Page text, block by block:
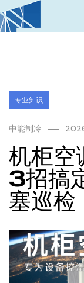
专业知识
中能制冷
机柜空
3招搞
塞巡检